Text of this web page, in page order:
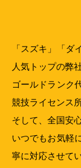
「スズキ」「ダ
人気トップの弊
ゴールドランク
競技ライセンス
そして、全国安
いつでもお気軽
寧に対応させて